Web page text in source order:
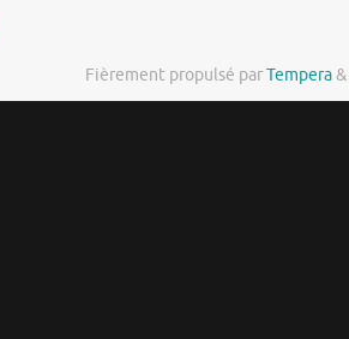
Fièrement propulsé parTempera&